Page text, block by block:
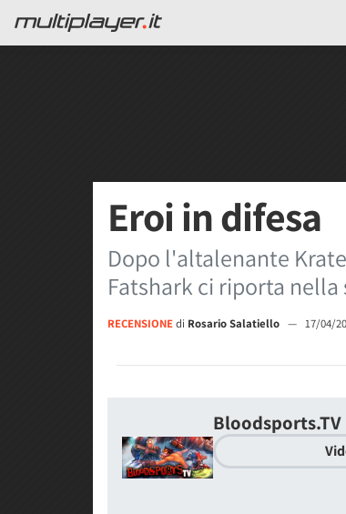
Eroi in difesa
Dopo l'altalenante
Fatshark ci riporta
RECENSIONEdi Rosario Salatiello — 17/04/
Bloodsports.TV